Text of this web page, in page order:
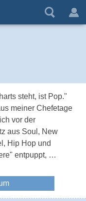
steht, ist Pop."
meiner Chefetage
vor der
aus Soul, New
Hip Hop und
entpuppt, …